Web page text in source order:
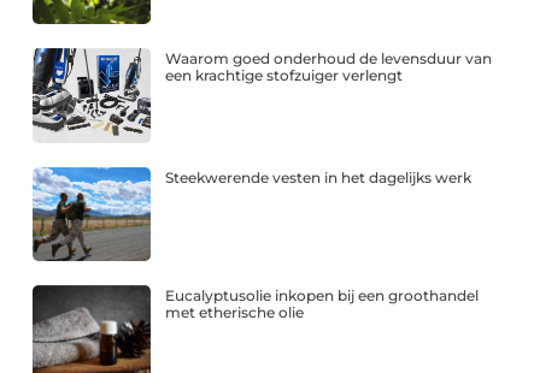
Waarom goed onderhoud de levensduur van
een krachtige stofzuiger verlengt
Steekwerende vesten in het dagelijks werk
Eucalyptusolie inkopen bij een groothandel
met etherische olie